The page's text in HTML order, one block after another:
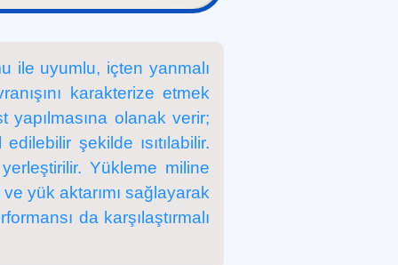
ile uyumlu, içten yanmalı
karakterize etmek
olanak verir;
şekilde ısıtılabilir.
Yükleme miline
yük aktarımı sağlayarak
da karşılaştırmalı